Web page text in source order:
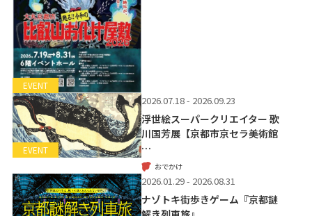
EVENT
EVENT
2026.07.18 - 2026.09.23
浮世絵スーパークリエイター 歌
川国芳展【京都市京セラ美術館
…
おでかけ
2026.01.29 - 2026.08.31
ナゾトキ街歩きゲーム『京都謎